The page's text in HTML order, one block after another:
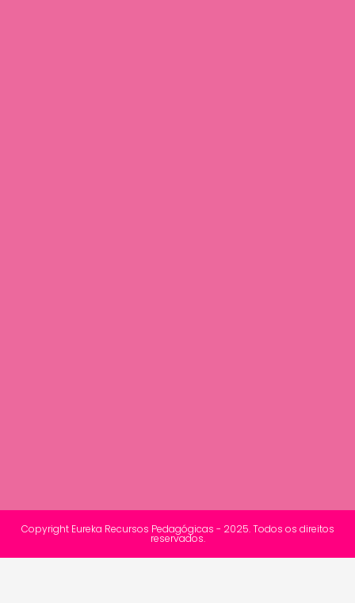
Copyright Eureka Recursos Pedagógicas - 2025. Todos os direitos
reservados.